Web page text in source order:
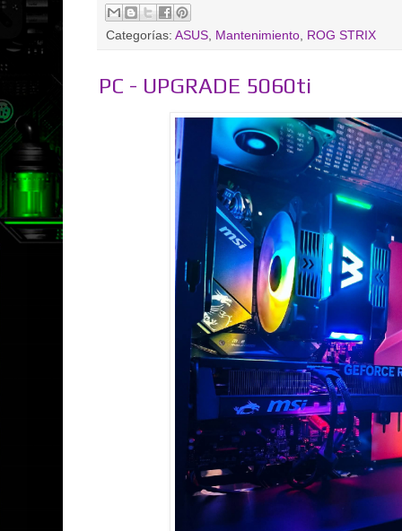
Categorías: ASUS Mantenimiento ROG STRIX
PC - UPGRADE 5060ti